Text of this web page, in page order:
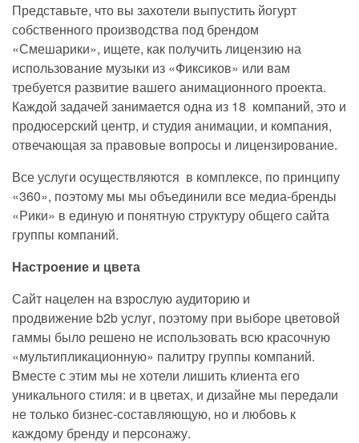
Представьте, что вы захотели выпустить йогурт
собственного производства под брендом
«Смешарики», ищете, как получить лицензию на
использование музыки из «Фиксиков» или вам
требуется развитие вашего анимационного проекта.
Каждой задачей занимается одна из 18 компаний, это и
продюсерский центр, и студия анимации, и компания,
отвечающая за правовые вопросы и лицензирование.
Все услуги осуществляются в комплексе, по принципу
«360», поэтому мы мы объединили все медиа-бренды
«Рики» в единую и понятную структуру общего сайта
группы компаний.
Настроение и цвета
Сайт нацелен на взрослую аудиторию и
продвижение b2b услуг, поэтому при выборе цветовой
гаммы было решено не использовать всю красочную
«мультипликационную» палитру группы компаний.
Вместе с этим мы не хотели лишить клиента его
уникального стиля: и в цветах, и дизайне мы передали
не только бизнес-составляющую, но и любовь к
каждому бренду и персонажу.